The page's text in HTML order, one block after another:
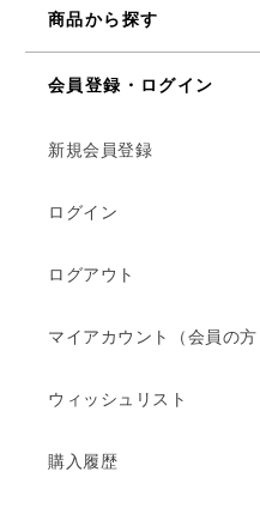
商品から探す
会員登録・ログイン
新規会員登録
ログイン
ログアウト
マイアカウント（会員の方
ウィッシュリスト
購入履歴